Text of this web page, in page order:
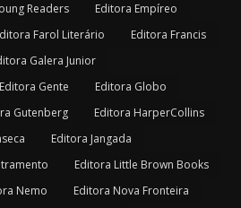
Readers
Editora Empíreo
Farol Literário
Editora Francis
Galera Junior
Editora Gente
Editora Globo
Gutenberg
Editora HarperCollins
Editora Jangada
Editora Little Brown Books
Nemo
Editora Nova Fronteira